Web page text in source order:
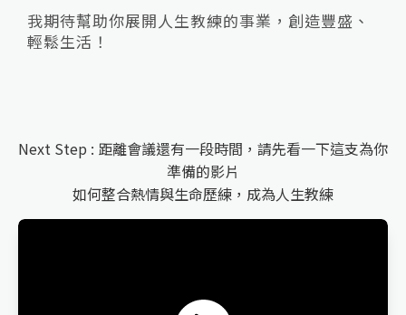
我期待幫助你展開人生教練的事業，創造豐盛、
輕鬆生活！
Next Step : 距離會議還有一段時間，請先看一下這支為你
準備的影片
如何整合熱情與生命歷練，成為人生教練